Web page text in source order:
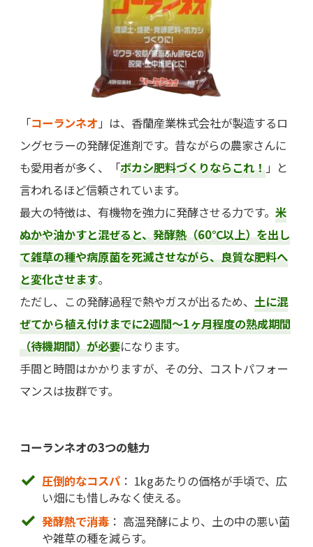
「コーランネオ」は、香蘭産業株式会社が製造するロ
ングセラーの発酵促進剤です。昔ながらの農家さんに
も愛用者が多く、「ボカシ肥料づくりならこれ！」と
言われるほど信頼されています。
最大の特徴は、有機物を強力に発酵させる力です。 米
ぬかや油かすと混ぜると、発酵熱（60℃以上）を出し
て雑草の種や病原菌を死滅させながら、良質な肥料へ
と変化させます。
ただし、この発酵過程で熱やガスが出るため、 土に混
ぜてから植え付けまでに2週間〜1ヶ月程度の熟成期間
（待機期間）が必要になります。
手間と時間はかかりますが、その分、コストパフォー
マンスは抜群です。
コーランネオの3つの魅力
圧倒的なコスパ： 1kgあたりの価格が手頃で、広
い畑にも惜しみなく使える。
発酵熱で消毒： 高温発酵により、土の中の悪い菌
や雑草の種を減らす。